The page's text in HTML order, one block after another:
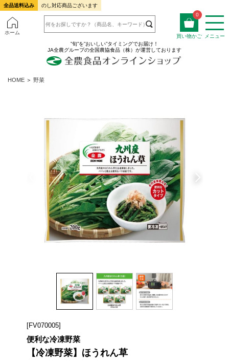
全品送料込み のし対応商品ございます
ホーム
0
買い物かご
メニュー
”旬”を”おいしい”タイミングでお届け！
JA全農グループの全国農協食品（株）が運営しております
HOME ＞ 野菜
[FV070005]
便利な冷凍野菜
【冷凍野菜】ほうれん草